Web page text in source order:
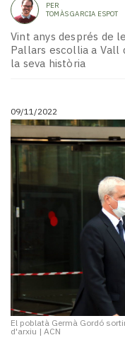
PER
TOMÀS GARCIA ESPOT
Vint anys després de
Pallars escollia a Vall
la seva història
09/11/2022
El poblatà Germà Gordó
d'arxiu | ACN